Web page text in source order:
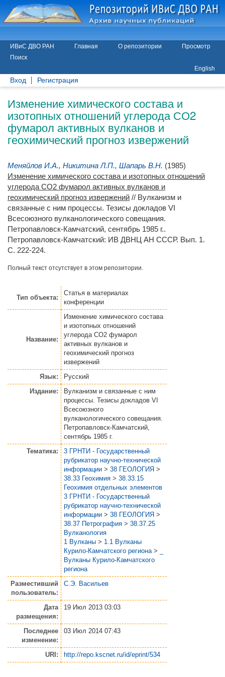
ИВиС ДВО РАН Главная О репозитории
Просмотр
Поиск
English
Вход Регистрация
Изменение химического состава и
изотопных отношений углерода СО2
фумарол активных вулканов и
геохимический прогноз извержений
Меняйлов И.А., Никитина Л.П., Шапарь В.Н. (1985)
Изменение химического состава и изотопных отношений
углерода СО2 фумарол активных вулканов и
геохимический прогноз извержений // Вулканизм и
связанные с ним процессы. Тезисы докладов VI
Всесоюзного вулканологического совещания.
Петропавловск-Камчатский, сентябрь 1985 г..
Петропавловск-Камчатский: ИВ ДВНЦ АН СССР. Вып. 1.
С. 222-224.
Полный текст отсутствует в этом репозитории.
Тип объекта:
Статья в материалах
конференции
Название:
Изменение химического состава
и изотопных отношений
углерода СО2 фумарол
активных вулканов и
геохимический прогноз
извержений
Язык:
Русский
Издание:
Вулканизм и связанные с ним
процессы. Тезисы докладов VI
Всесоюзного
вулканологического совещания.
Петропавловск-Камчатский,
сентябрь 1985 г.
Тематика:
3 ГРНТИ - Государственный
рубрикатор научно-технической
информации > 38 ГЕОЛОГИЯ >
38.33 Геохимия > 38.33.15
Геохимия отдельных элементов
3 ГРНТИ - Государственный
рубрикатор научно-технической
информации > 38 ГЕОЛОГИЯ >
38.37 Петрография > 38.37.25
Вулканология
1 Вулканы > 1.1 Вулканы
Курило-Камчатского региона >
Вулканы Курило-Камчатского
региона
Разместивший
пользователь:
С.Э. Васильев
Дата
размещения:
19 Июл 2013 03:03
Последнее
изменение:
03 Июл 2014 07:43
URI: http://repo.kscnet.ru/id/eprint/534